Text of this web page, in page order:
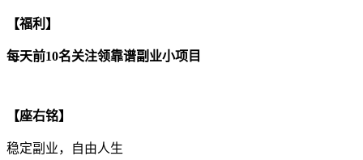
【福利】
每天前10名关注领靠谱副业小项目
【座右铭】
稳定副业，自由人生